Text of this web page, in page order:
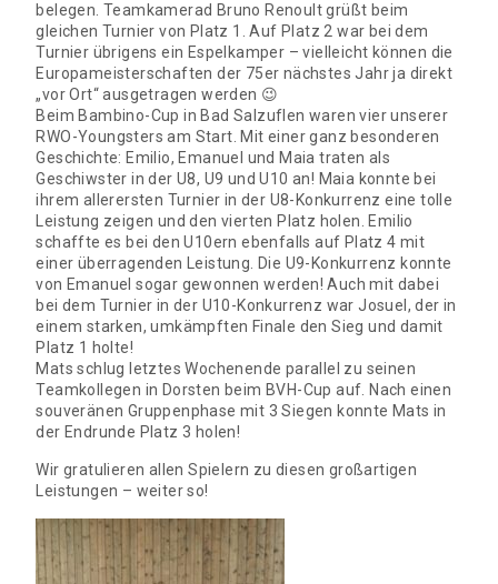
belegen. Teamkamerad Bruno Renoult grüßt beim
gleichen Turnier von Platz 1. Auf Platz 2 war bei dem
Turnier übrigens ein Espelkamper – vielleicht können die
Europameisterschaften der 75er nächstes Jahr ja direkt
„vor Ort“ ausgetragen werden 😉
Beim Bambino-Cup in Bad Salzuflen waren vier unserer
RWO-Youngsters am Start. Mit einer ganz besonderen
Geschichte: Emilio, Emanuel und Maia traten als
Geschiwster in der U8, U9 und U10 an! Maia konnte bei
ihrem allerersten Turnier in der U8-Konkurrenz eine tolle
Leistung zeigen und den vierten Platz holen. Emilio
schaffte es bei den U10ern ebenfalls auf Platz 4 mit
einer überragenden Leistung. Die U9-Konkurrenz konnte
von Emanuel sogar gewonnen werden! Auch mit dabei
bei dem Turnier in der U10-Konkurrenz war Josuel, der in
einem starken, umkämpften Finale den Sieg und damit
Platz 1 holte!
Mats schlug letztes Wochenende parallel zu seinen
Teamkollegen in Dorsten beim BVH-Cup auf. Nach einen
souveränen Gruppenphase mit 3 Siegen konnte Mats in
der Endrunde Platz 3 holen!
Wir gratulieren allen Spielern zu diesen großartigen
Leistungen – weiter so!